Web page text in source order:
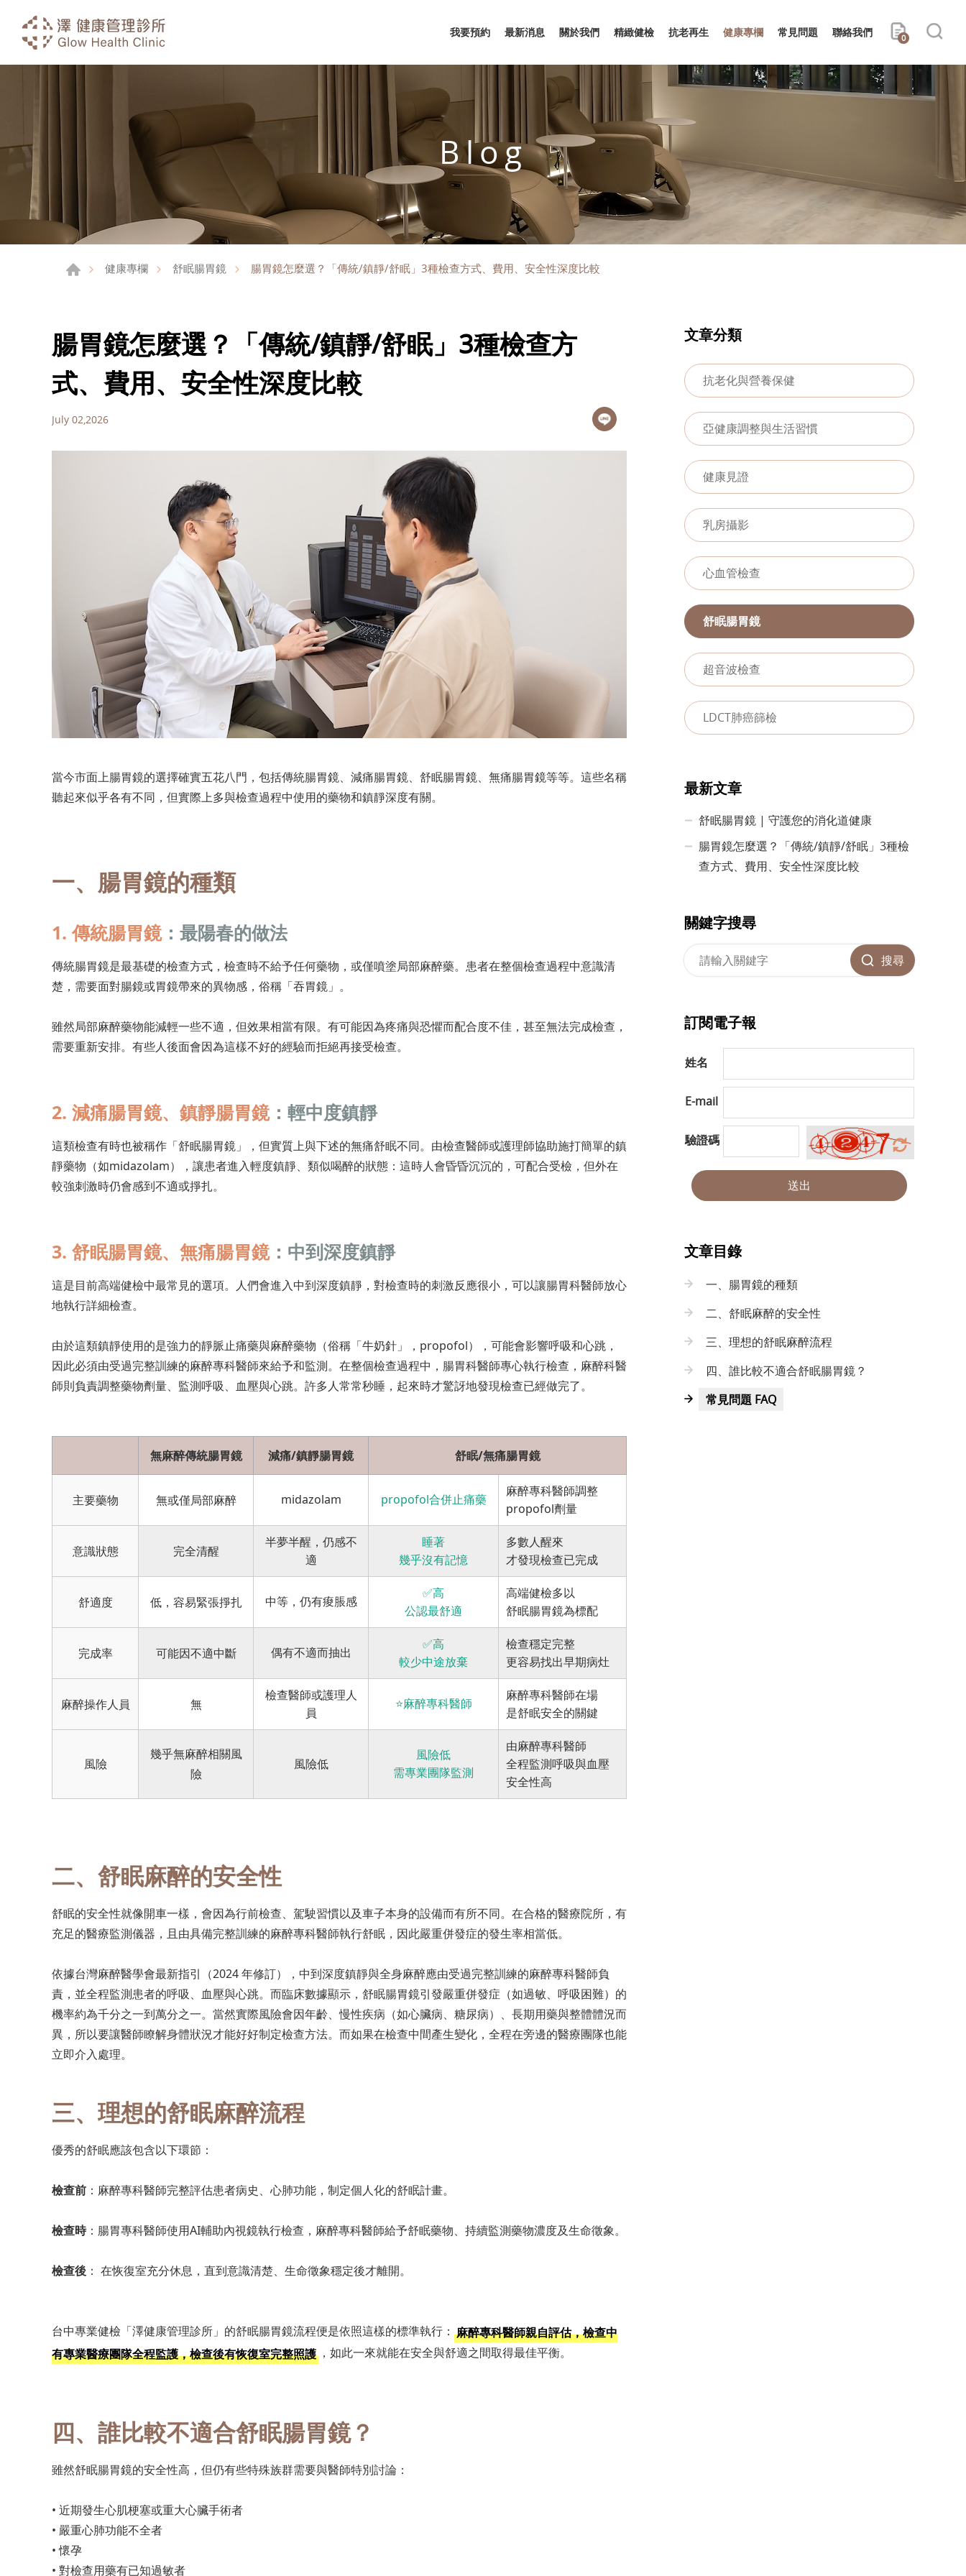
我要預約 最新消息 關於我們 精緻健檢 抗老再生 健康專欄 常見問題 聯絡我們 0
Blog
健康專欄 舒眠腸胃鏡 腸胃鏡怎麼選？「傳統/鎮靜/舒眠」3種檢查方式、費用、安全性深度比較
腸胃鏡怎麼選？「傳統/鎮靜/舒眠」3種檢查方
式、費用、安全性深度比較
July 02,2026
當今市面上腸胃鏡的選擇確實五花八門，包括傳統腸胃鏡、減痛腸胃鏡、舒眠腸胃鏡、無痛腸胃鏡等等。這些名稱
聽起來似乎各有不同，但實際上多與檢查過程中使用的藥物和鎮靜深度有關。
一、腸胃鏡的種類
1. 傳統腸胃鏡：最陽春的做法
傳統腸胃鏡是最基礎的檢查方式，檢查時不給予任何藥物，或僅噴塗局部麻醉藥。患者在整個檢查過程中意識清
楚，需要面對腸鏡或胃鏡帶來的異物感，俗稱「吞胃鏡」。
雖然局部麻醉藥物能減輕一些不適，但效果相當有限。有可能因為疼痛與恐懼而配合度不佳，甚至無法完成檢查，
需要重新安排。有些人後面會因為這樣不好的經驗而拒絕再接受檢查。
2. 減痛腸胃鏡、鎮靜腸胃鏡：輕中度鎮靜
這類檢查有時也被稱作「舒眠腸胃鏡」，但實質上與下述的無痛舒眠不同。由檢查醫師或護理師協助施打簡單的鎮
靜藥物（如midazolam），讓患者進入輕度鎮靜、類似喝醉的狀態：這時人會昏昏沉沉的，可配合受檢，但外在
較強刺激時仍會感到不適或掙扎。
3. 舒眠腸胃鏡、無痛腸胃鏡：中到深度鎮靜
這是目前高端健檢中最常見的選項。人們會進入中到深度鎮靜，對檢查時的刺激反應很小，可以讓腸胃科醫師放心
地執行詳細檢查。
由於這類鎮靜使用的是強力的靜脈止痛藥與麻醉藥物（俗稱「牛奶針」，propofol），可能會影響呼吸和心跳，
因此必須由受過完整訓練的麻醉專科醫師來給予和監測。在整個檢查過程中，腸胃科醫師專心執行檢查，麻醉科醫
師則負責調整藥物劑量、監測呼吸、血壓與心跳。許多人常常秒睡，起來時才驚訝地發現檢查已經做完了。
無麻醉傳統腸胃鏡 減痛/鎮靜腸胃鏡 舒眠/無痛腸胃鏡
主要藥物 無或僅局部麻醉 midazolam propofol合併止痛藥
麻醉專科醫師調整
propofol劑量
意識狀態 完全清醒
半夢半醒，仍感不
適
睡著
幾乎沒有記憶
多數人醒來
才發現檢查已完成
舒適度 低，容易緊張掙扎 中等，仍有痠脹感
✅高
公認最舒適
高端健檢多以
舒眠腸胃鏡為標配
完成率 可能因不適中斷 偶有不適而抽出
✅高
較少中途放棄
檢查穩定完整
更容易找出早期病灶
麻醉操作人員 無
檢查醫師或護理人
員
⭐麻醉專科醫師
麻醉專科醫師在場
是舒眠安全的關鍵
風險
幾乎無麻醉相關風
險
風險低
風險低
需專業團隊監測
由麻醉專科醫師
全程監測呼吸與血壓
安全性高
二、舒眠麻醉的安全性
舒眠的安全性就像開車一樣，會因為行前檢查、駕駛習慣以及車子本身的設備而有所不同。在合格的醫療院所，有
充足的醫療監測儀器，且由具備完整訓練的麻醉專科醫師執行舒眠，因此嚴重併發症的發生率相當低。
依據台灣麻醉醫學會最新指引（2024 年修訂），中到深度鎮靜與全身麻醉應由受過完整訓練的麻醉專科醫師負
責，並全程監測患者的呼吸、血壓與心跳。而臨床數據顯示，舒眠腸胃鏡引發嚴重併發症（如過敏、呼吸困難）的
機率約為千分之一到萬分之一。當然實際風險會因年齡、慢性疾病（如心臟病、糖尿病）、長期用藥與整體體況而
異，所以要讓醫師瞭解身體狀況才能好好制定檢查方法。而如果在檢查中間產生變化，全程在旁邊的醫療團隊也能
立即介入處理。
三、理想的舒眠麻醉流程
優秀的舒眠應該包含以下環節：
檢查前 ：麻醉專科醫師完整評估患者病史、心肺功能，制定個人化的舒眠計畫。
檢查時：腸胃專科醫師使用AI輔助內視鏡執行檢查，麻醉專科醫師給予舒眠藥物、持續監測藥物濃度及生命徵象。
檢查後 ： 在恢復室充分休息，直到意識清楚、生命徵象穩定後才離開。
台中專業健檢「澤健康管理診所」的舒眠腸胃鏡流程便是依照這樣的標準執行： 麻醉專科醫師親自評估，檢查中
有專業醫療團隊全程監護，檢查後有恢復室完整照護 ，如此一來就能在安全與舒適之間取得最佳平衡。
四、誰比較不適合舒眠腸胃鏡？
雖然舒眠腸胃鏡的安全性高，但仍有些特殊族群需要與醫師特別討論：
• 近期發生心肌梗塞或重大心臟手術者
• 嚴重心肺功能不全者
• 懷孕
• 對檢查用藥有已知過敏者
文章分類
抗老化與營養保健
亞健康調整與生活習慣
健康見證
乳房攝影
心血管檢查
舒眠腸胃鏡
超音波檢查
LDCT肺癌篩檢
最新文章
舒眠腸胃鏡 | 守護您的消化道健康
腸胃鏡怎麼選？「傳統/鎮靜/舒眠」3種檢
查方式、費用、安全性深度比較
關鍵字搜尋
搜尋
訂閱電子報
姓名
E-mail
驗證碼
送出
文章目錄
一、腸胃鏡的種類
二、舒眠麻醉的安全性
三、理想的舒眠麻醉流程
四、誰比較不適合舒眠腸胃鏡？
常見問題 FAQ